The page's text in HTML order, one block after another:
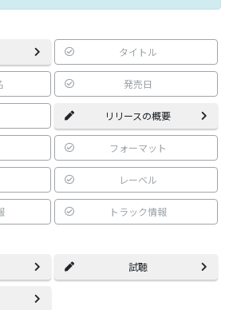
タイトル
発売日
リリースの概要
フォーマット
レーベル
トラック情報
試聴